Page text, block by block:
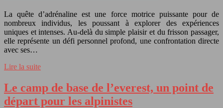
La quête d’adrénaline est une force motrice puissante pour de
nombreux individus, les poussant à explorer des expériences
uniques et intenses. Au-delà du simple plaisir et du frisson passager,
elle représente un défi personnel profond, une confrontation directe
avec ses…
Lire la suite
Le camp de base de l’everest, un point de
départ pour les alpinistes